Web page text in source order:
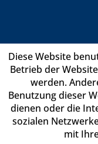
Diese Website
Betrieb der
werden.
Benutzung dieser
dienen oder die
sozialen
mit